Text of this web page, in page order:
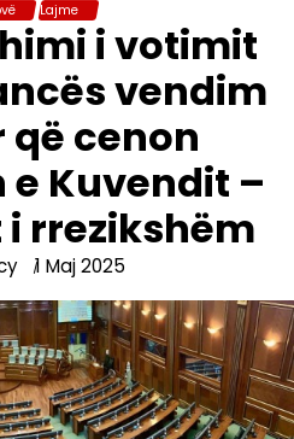
Lajme
i votimit
vendim
cenon
Kuvendit –
rrezikshëm
1 Maj 2025